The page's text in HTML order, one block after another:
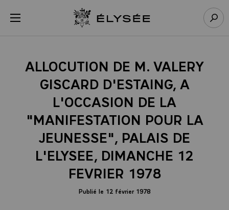
menu Retour à l’accueil Élysée
ALLOCUTION DE M. VALERY
GISCARD D'ESTAING, A
L'OCCASION DE LA
"MANIFESTATION POUR LA
JEUNESSE", PALAIS DE
L'ELYSEE, DIMANCHE 12
FEVRIER 1978
Publié le 12 février 1978
Panneau de gestion des cookies